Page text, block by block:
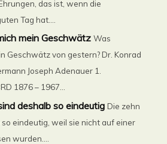
das ist, wenn die
Tag hat....
mein Geschwätz Was
Geschwätz von gestern? Dr. Konrad
Joseph Adenauer 1.
1876 – 1967...
deshalb so eindeutig Die zehn
eindeutig, weil sie nicht auf einer
wurden....